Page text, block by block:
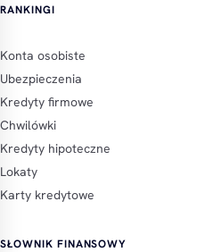
RANKINGI
Konta osobiste
Ubezpieczenia
Kredyty firmowe
Chwilówki
Kredyty hipoteczne
Lokaty
Karty kredytowe
SŁOWNIK FINANSOWY